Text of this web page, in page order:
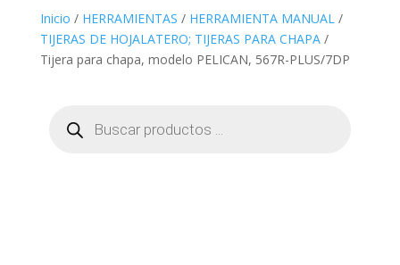
Inicio / HERRAMIENTAS / HERRAMIENTA MANUAL/
TIJERAS DE HOJALATERO; TIJERAS PARA CHAPA/
Tijera para chapa, modelo PELICAN, 567R-PLUS/7DP
productos